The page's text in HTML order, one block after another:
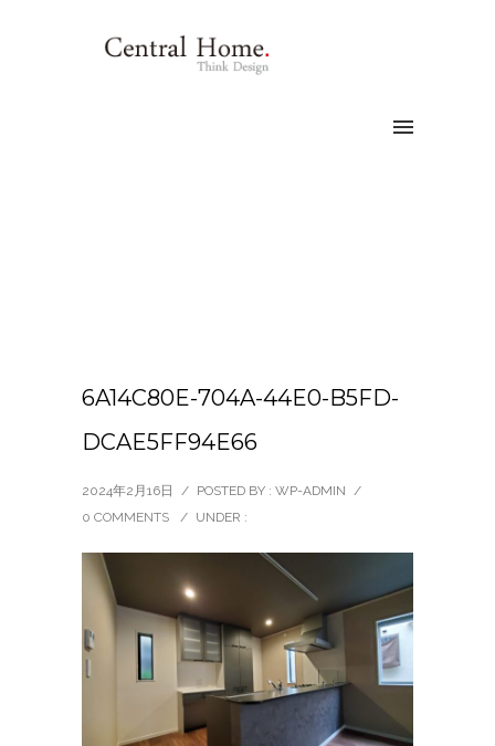
6A14C80E-704A-44E0-B5FD-
DCAE5FF94E66
2024年2月16日 / POSTED BY : WP-ADMIN /
0 COMMENTS
/ UNDER :